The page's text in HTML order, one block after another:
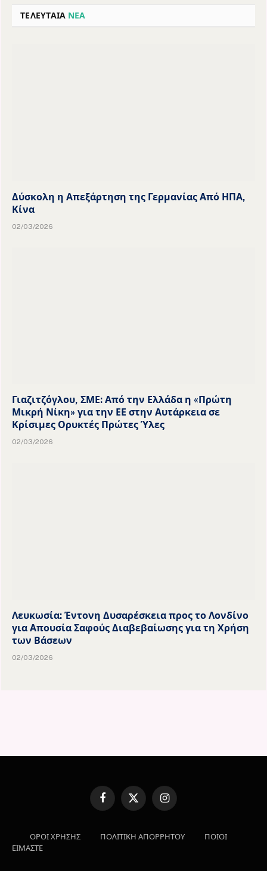
ΤΕΛΕΥΤΑΙΑ ΝΕΑ
Δύσκολη η Απεξάρτηση της Γερμανίας Από ΗΠΑ,
Κίνα
02/03/2026
Γιαζιτζόγλου, ΣΜΕ: Από την Ελλάδα η «Πρώτη
Μικρή Νίκη» για την ΕΕ στην Αυτάρκεια σε
Κρίσιμες Ορυκτές Πρώτες Ύλες
02/03/2026
Λευκωσία: Έντονη Δυσαρέσκεια προς το Λονδίνο
για Απουσία Σαφούς Διαβεβαίωσης για τη Χρήση
των Βάσεων
02/03/2026
Facebook
X
Instagram
ΟΡΟΙ ΧΡΗΣΗΣ ΠΟΛΙΤΙΚΗ ΑΠΟΡΡΗΤΟΥ
ΠΟΙΟΙ
ΕΙΜΑΣΤΕ